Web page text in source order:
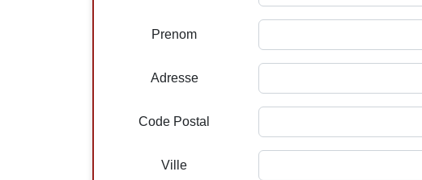
Prenom
Adresse
Code Postal
Ville